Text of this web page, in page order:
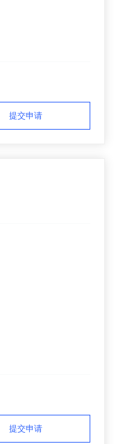
提交申请
提交申请